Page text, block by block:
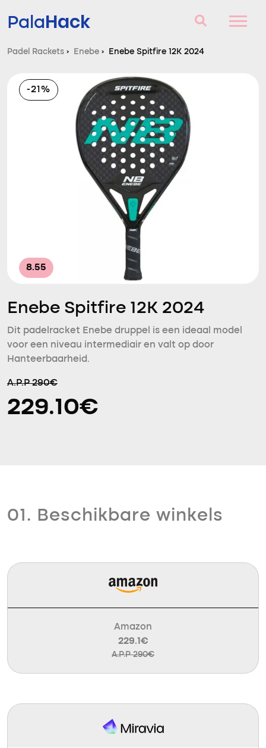
PalaHack
Padel Rackets
Vragen en antwoorden
Vergelijker
Padel Rackets › Enebe › Enebe Spitfire 12K 2024
-21%
8.55
Enebe Spitfire 12K 2024
Dit padelracket Enebe druppel is een ideaal model
voor een niveau intermediair en valt op door
Hanteerbaarheid.
A.P.P 290€
229.10€
01. Beschikbare winkels
Amazon
229.1€
A.P.P 290€